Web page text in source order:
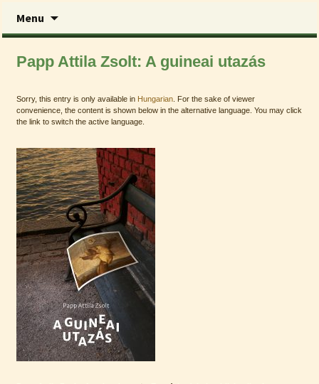
Menu
Lector Kiadó
Papp Attila Zsolt: A guineai utazás
Sorry, this entry is only available in Hungarian . For the sake of viewer
convenience, the content is shown below in the alternative language. You may click
the link to switch the active language.